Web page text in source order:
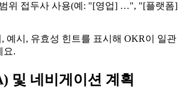
위 접두사 사용(예: "[영업] …", "[플랫폼]
예시, 유효성 힌트를 표시해 OKR이 일관
요.
및 네비게이션 계획